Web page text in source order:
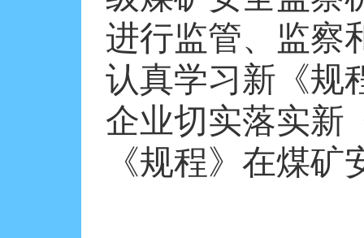
进行监管、监察
认真学习新《规
企业切实落实新
《规程》在煤